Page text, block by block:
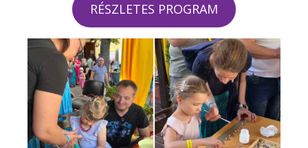
RÉSZLETES PROGRAM